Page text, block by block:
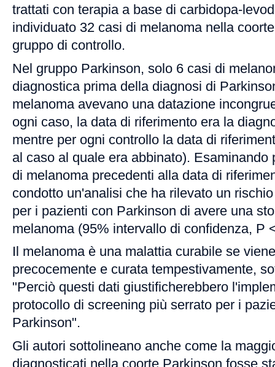
trattati con terapia a base di carbidopa-
individuato 32 casi di melanoma nella
gruppo di controllo.
Nel gruppo Parkinson, solo 6 casi di
diagnostica prima della diagnosi di
melanoma avevano una datazione
ogni caso, la data di riferimento era la
mentre per ogni controllo la data di
al caso al quale era abbinato). Esaminando
di melanoma precedenti alla data di
condotto un'analisi che ha rilevato un
per i pazienti con Parkinson di avere una
melanoma (95% intervallo di confidenza, P
Il melanoma è una malattia curabile se
precocemente e curata tempestivamente,
"Perciò questi dati giustificherebbero
protocollo di screening più serrato per i
Parkinson".
Gli autori sottolineano anche come la
diagnosticati nella coorte Parkinson fosse